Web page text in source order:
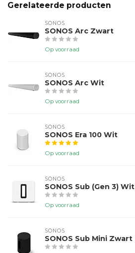
Gerelateerde producten
SONOS
SONOS Arc Zwart
Op voorraad
SONOS
SONOS Arc Wit
Op voorraad
SONOS
SONOS Era 100 Wit
Op voorraad
SONOS
SONOS Sub (Gen 3) Wit
Op voorraad
SONOS
SONOS Sub Mini Zwart